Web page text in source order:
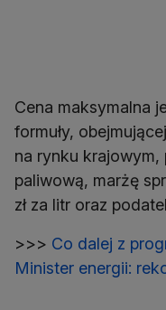
Cena maksymalna
formuły,
na rynku krajowym,
paliwową, marżę
zł za litr oraz
>>> Co dalej z
Minister energii: